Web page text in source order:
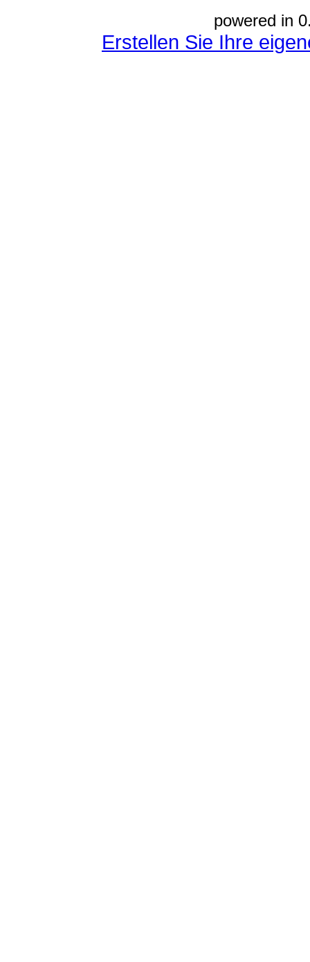
powered in
Erstellen Sie Ihre